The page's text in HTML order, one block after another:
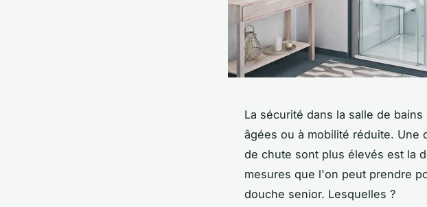
La sécurité dans la salle de
âgées ou à mobilité réduite. Une
de chute sont plus élevés est la
mesures que l'on peut prendre
douche senior. Lesquelles ?